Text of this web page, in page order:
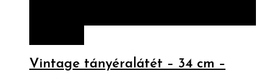
Vintage tányéralátét – 34 cm –